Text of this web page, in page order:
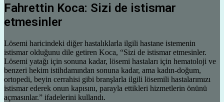
Fahrettin Koca: Sizi de istismar
etmesinler
Lösemi haricindeki diğer hastalıklarla ilgili hastane istemenin
istismar olduğunu dile getiren Koca, “Sizi de istismar etmesinler.
Lösemi yatağı için sonuna kadar, lösemi hastaları için hematoloji ve
benzeri hekim istihdamından sonuna kadar, ama kadın-doğum,
ortopedi, beyin cerrahisi gibi branşlarla ilgili lösemili hastalarımızı
istismar ederek onun kapısını, parayla ettikleri hizmetlerin önünü
açmasınlar.” ifadelerini kullandı.